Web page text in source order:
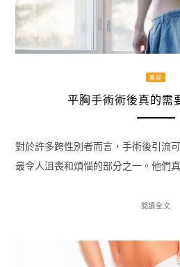
美容
平胸手術術後真的需
對於許多跨性別者而言，手術後引流
最令人沮喪和煩惱的部分之一。他們
閱讀全文